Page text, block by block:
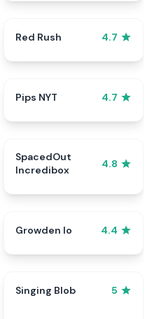
Red Rush 4.7
Pips NYT 4.7
SpacedOut
Incredibox
4.8
Growden Io 4.4
Singing Blob 5